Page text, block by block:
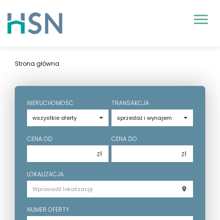
Strona główna
NIERUCHOMOŚĆ TRANSAKCJA
CENA OD
zł
200 000 zł
250 000 zł
300 000 zł
CENA DO
zł
200 000 zł
250 000 zł
LOKALIZACJA
NUMER OFERTY